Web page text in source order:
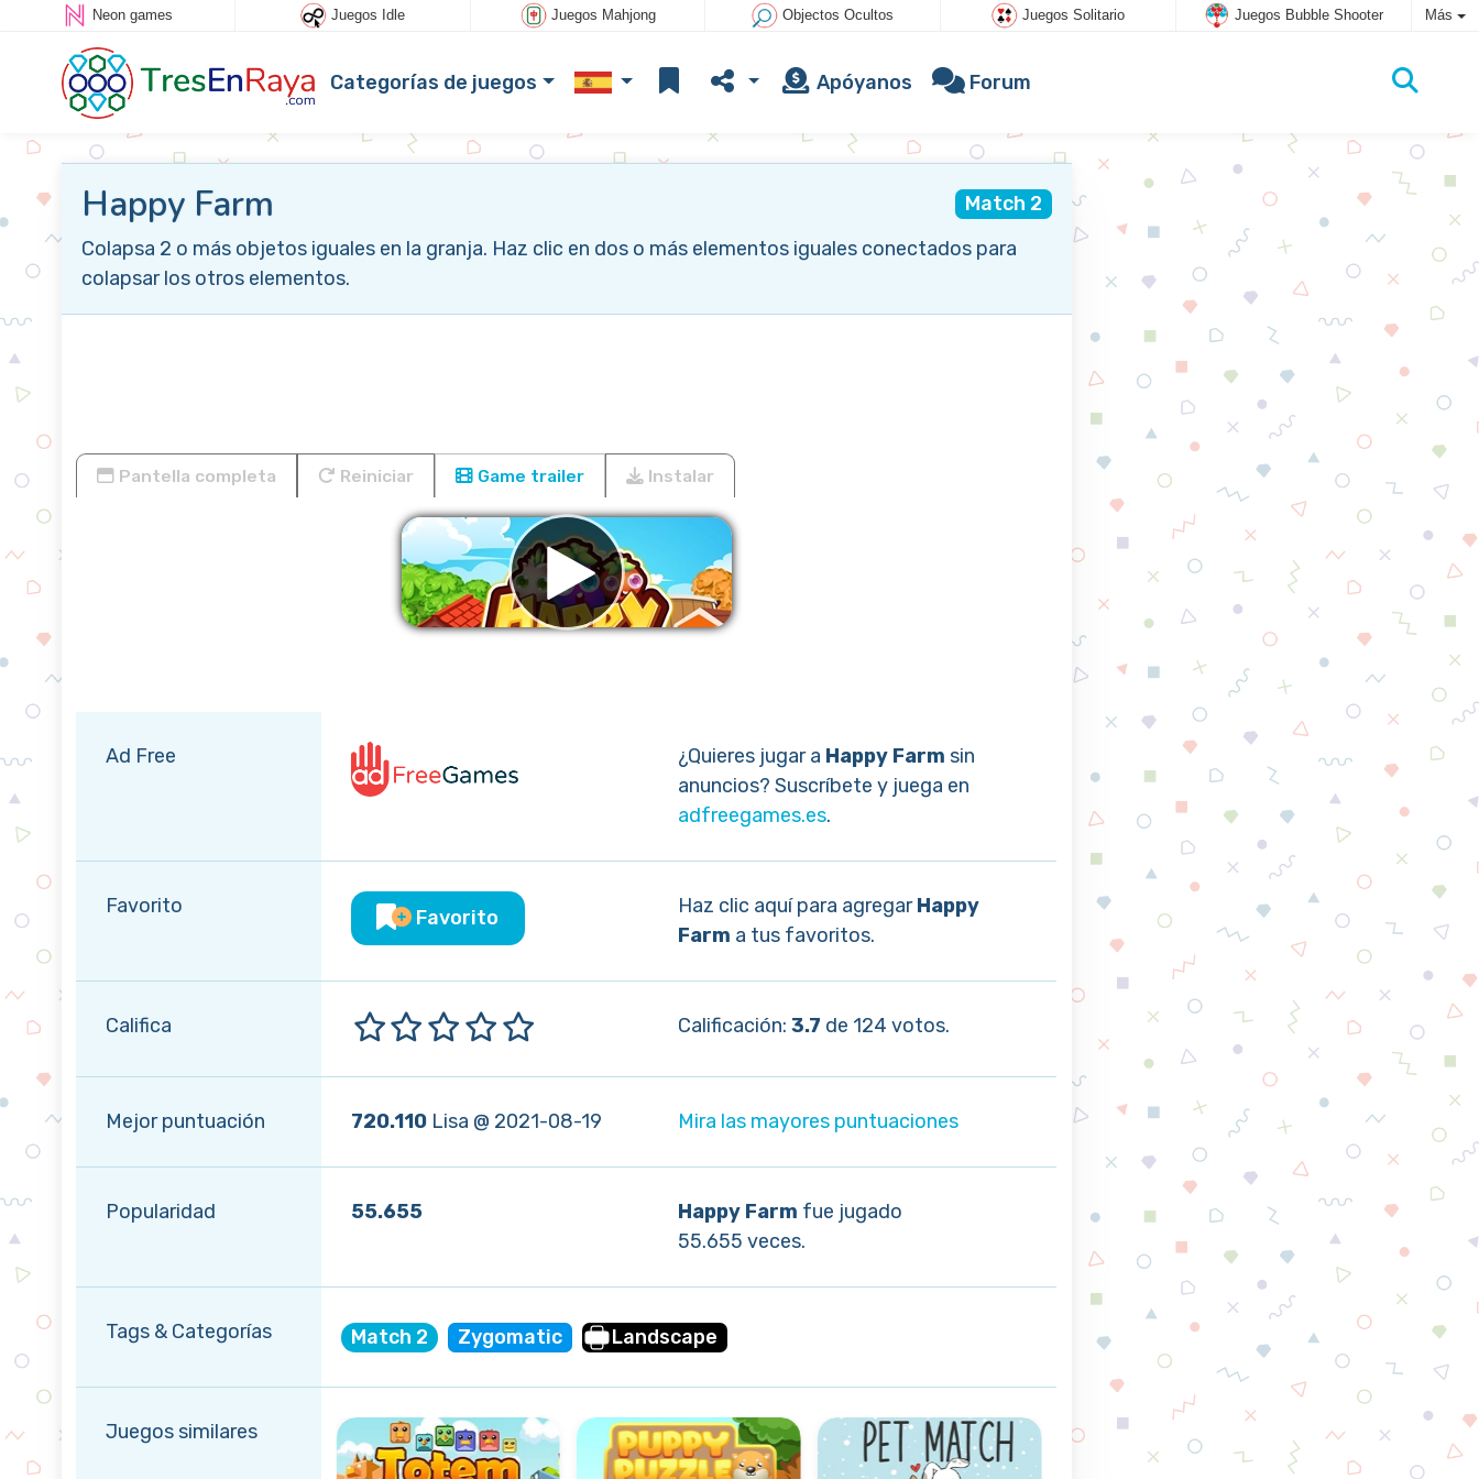
Neon games Juegos Idle Juegos Mahjong Objectos Ocultos Juegos Solitario Juegos Bubble Shooter Más
Categorías de juegos Apóyanos Forum
Match 2
Happy Farm
Colapsa 2 o más objetos iguales en la granja. Haz clic en dos o más elementos iguales conectados para
colapsar los otros elementos.
Pantella completa Reiniciar Game trailer Instalar
Ad Free ¿Quieres jugar a Happy Farm sin
anuncios? Suscríbete y juega en
adfreegames.es.
Favorito
Favorito
Haz clic aquí para agregarHappy
Farm a tus favoritos.
Califica Calificación: 3.7 de 124 votos.
Mejor puntuación 720.110Lisa @ 2021-08-19 Mira las mayores puntuaciones
Popularidad 55.655 Happy Farm fue jugado
55.655 veces.
Tags & Categorías Match 2 Zygomatic Landscape
Juegos similares